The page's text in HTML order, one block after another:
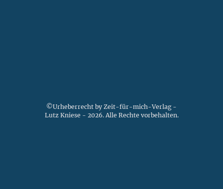
©Urheberrecht by Zeit-für-mich-Verlag -
Lutz Kniese - 2026. Alle Rechte vorbehalten.